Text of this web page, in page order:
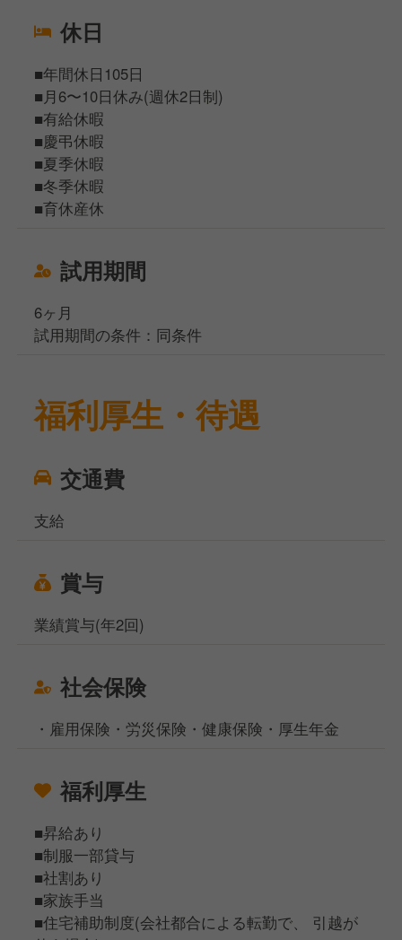
休日
■年間休日105日
■月6〜10日休み(週休2日制)
■有給休暇
■慶弔休暇
■夏季休暇
■冬季休暇
■育休産休
試用期間
6ヶ月
試用期間の条件：同条件
福利厚生・待遇
交通費
支給
賞与
業績賞与(年2回)
社会保険
・雇用保険・労災保険・健康保険・厚生年金
福利厚生
■昇給あり
■制服一部貸与
■社割あり
■家族手当
■住宅補助制度(会社都合による転勤で、 引越が